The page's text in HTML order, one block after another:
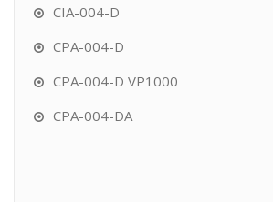
CIA-004-D
CPA-004-D
CPA-004-D VP1000
CPA-004-DA